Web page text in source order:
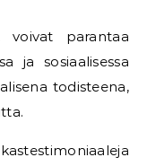
voivat parantaa
ja sosiaalisessa
todisteena,